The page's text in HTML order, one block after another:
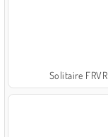
Solitaire FRVR